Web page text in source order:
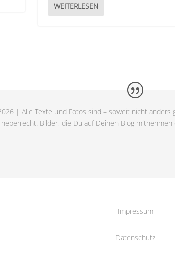
WEITERLESEN
| Alle Texte und Fotos sind – soweit nicht anders
Bilder, die Du auf Deinen Blog
Impressum
Datenschutz